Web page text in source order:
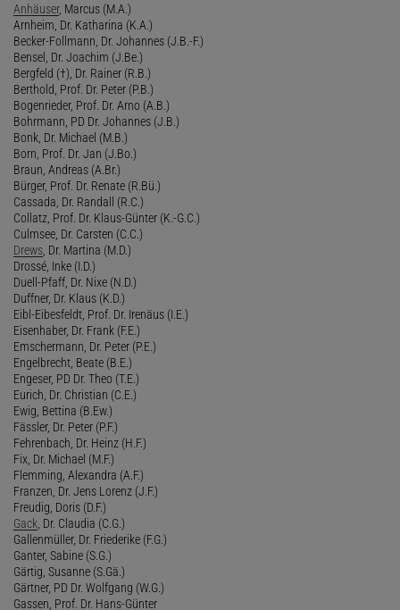
Anhäuser, Marcus (M.A.)
Arnheim, Dr. Katharina (K.A.)
Becker-Follmann, Dr. Johannes (J.B.-F.)
Bensel, Dr. Joachim (J.Be.)
Bergfeld (†), Dr. Rainer (R.B.)
Berthold, Prof. Dr. Peter (P.B.)
Bogenrieder, Prof. Dr. Arno (A.B.)
Bohrmann, PD Dr. Johannes (J.B.)
Bonk, Dr. Michael (M.B.)
Born, Prof. Dr. Jan (J.Bo.)
Braun, Andreas (A.Br.)
Bürger, Prof. Dr. Renate (R.Bü.)
Cassada, Dr. Randall (R.C.)
Collatz, Prof. Dr. Klaus-Günter (K.-G.C.)
Culmsee, Dr. Carsten (C.C.)
Drews , Dr. Martina (M.D.)
Drossé, Inke (I.D.)
Duell-Pfaff, Dr. Nixe (N.D.)
Duffner, Dr. Klaus (K.D.)
Eibl-Eibesfeldt, Prof. Dr. Irenäus (I.E.)
Eisenhaber, Dr. Frank (F.E.)
Emschermann, Dr. Peter (P.E.)
Engelbrecht, Beate (B.E.)
Engeser, PD Dr. Theo (T.E.)
Eurich, Dr. Christian (C.E.)
Ewig, Bettina (B.Ew.)
Fässler, Dr. Peter (P.F.)
Fehrenbach, Dr. Heinz (H.F.)
Fix, Dr. Michael (M.F.)
Flemming, Alexandra (A.F.)
Franzen, Dr. Jens Lorenz (J.F.)
Freudig, Doris (D.F.)
Gack , Dr. Claudia (C.G.)
Gallenmüller, Dr. Friederike (F.G.)
Ganter, Sabine (S.G.)
Gärtig, Susanne (S.Gä.)
Gärtner, PD Dr. Wolfgang (W.G.)
Gassen, Prof. Dr. Hans-Günter